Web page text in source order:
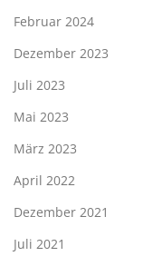
Februar 2024
Dezember 2023
Juli 2023
Mai 2023
März 2023
April 2022
Dezember 2021
Juli 2021